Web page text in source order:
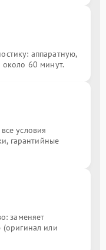
аппаратную,
около 60 минут.
условия
гарантийные
заменяет
(оригинал или